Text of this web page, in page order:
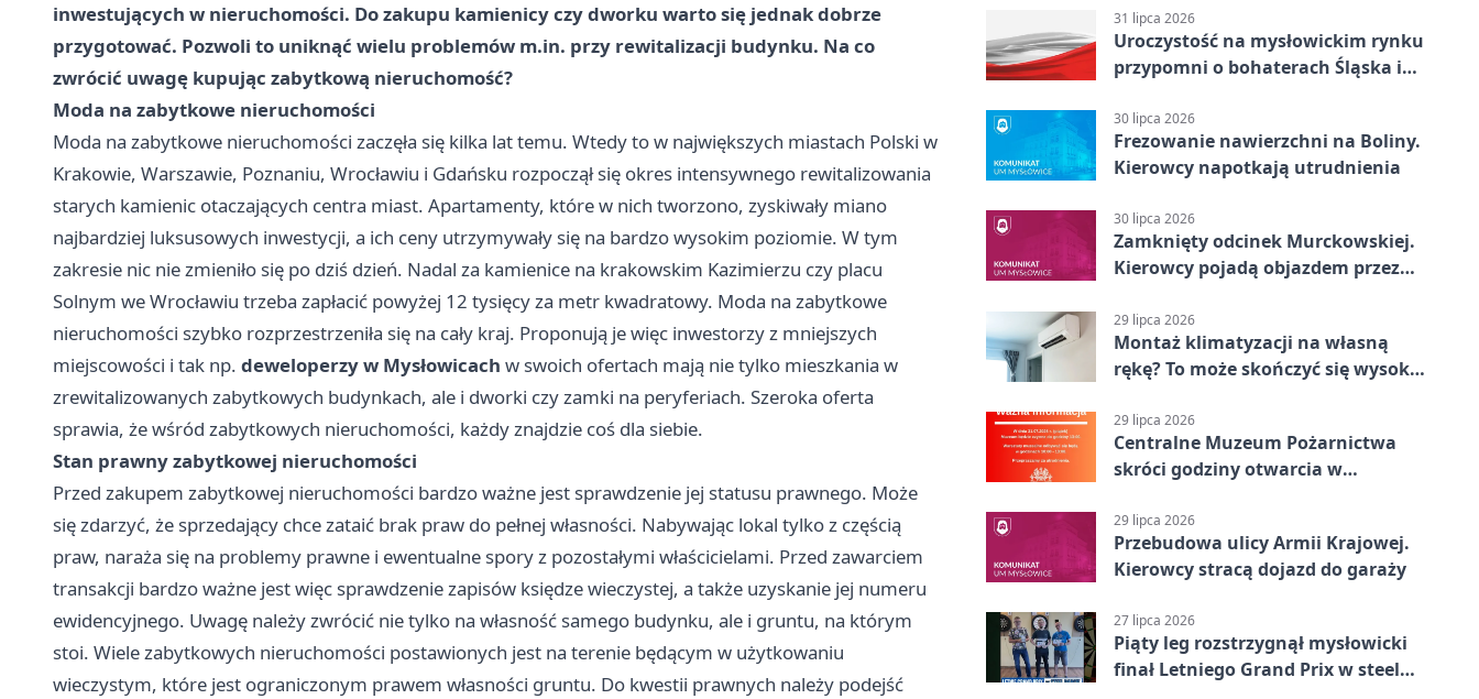
inwestujących w nieruchomości. Do zakupu kamienicy czy dworku warto się jednak dobrze
przygotować. Pozwoli to uniknąć wielu problemów m.in. przy rewitalizacji budynku. Na co
zwrócić uwagę kupując zabytkową nieruchomość?
Moda na zabytkowe nieruchomości
Moda na zabytkowe nieruchomości zaczęła się kilka lat temu. Wtedy to w największych miastach Polski w
Krakowie, Warszawie, Poznaniu, Wrocławiu i Gdańsku rozpoczął się okres intensywnego rewitalizowania
starych kamienic otaczających centra miast. Apartamenty, które w nich tworzono, zyskiwały miano
najbardziej luksusowych inwestycji, a ich ceny utrzymywały się na bardzo wysokim poziomie. W tym
zakresie nic nie zmieniło się po dziś dzień. Nadal za kamienice na krakowskim Kazimierzu czy placu
Solnym we Wrocławiu trzeba zapłacić powyżej 12 tysięcy za metr kwadratowy. Moda na zabytkowe
nieruchomości szybko rozprzestrzeniła się na cały kraj. Proponują je więc inwestorzy z mniejszych
miejscowości i tak np. deweloperzy w Mysłowicach w swoich ofertach mają nie tylko mieszkania w
zrewitalizowanych zabytkowych budynkach, ale i dworki czy zamki na peryferiach. Szeroka oferta
sprawia, że wśród zabytkowych nieruchomości, każdy znajdzie coś dla siebie.
Stan prawny zabytkowej nieruchomości
Przed zakupem zabytkowej nieruchomości bardzo ważne jest sprawdzenie jej statusu prawnego. Może
się zdarzyć, że sprzedający chce zataić brak praw do pełnej własności. Nabywając lokal tylko z częścią
praw, naraża się na problemy prawne i ewentualne spory z pozostałymi właścicielami. Przed zawarciem
transakcji bardzo ważne jest więc sprawdzenie zapisów księdze wieczystej, a także uzyskanie jej numeru
ewidencyjnego. Uwagę należy zwrócić nie tylko na własność samego budynku, ale i gruntu, na którym
stoi. Wiele zabytkowych nieruchomości postawionych jest na terenie będącym w użytkowaniu
wieczystym, które jest ograniczonym prawem własności gruntu. Do kwestii prawnych należy podejść
31 lipca 2026
Uroczystość na mysłowickim rynku
przypomni o bohaterach Śląska i
30 lipca 2026
Frezowanie nawierzchni na Boliny.
Kierowcy napotkają utrudnienia
30 lipca 2026
Zamknięty odcinek Murckowskiej.
Kierowcy pojadą objazdem przez
29 lipca 2026
Montaż klimatyzacji na własną
rękę? To może skończyć się wysoką
29 lipca 2026
Centralne Muzeum Pożarnictwa
skróci godziny otwarcia w
29 lipca 2026
Przebudowa ulicy Armii Krajowej.
Kierowcy stracą dojazd do garaży
27 lipca 2026
Piąty leg rozstrzygnął mysłowicki
finał Letniego Grand Prix w steel